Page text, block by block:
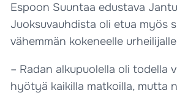
Espoon Suuntaa edustava
Juoksuvauhdista oli etua myös
vähemmän kokeneelle
– Radan alkupuolella oli todella
hyötyä kaikilla matkoilla, mutta